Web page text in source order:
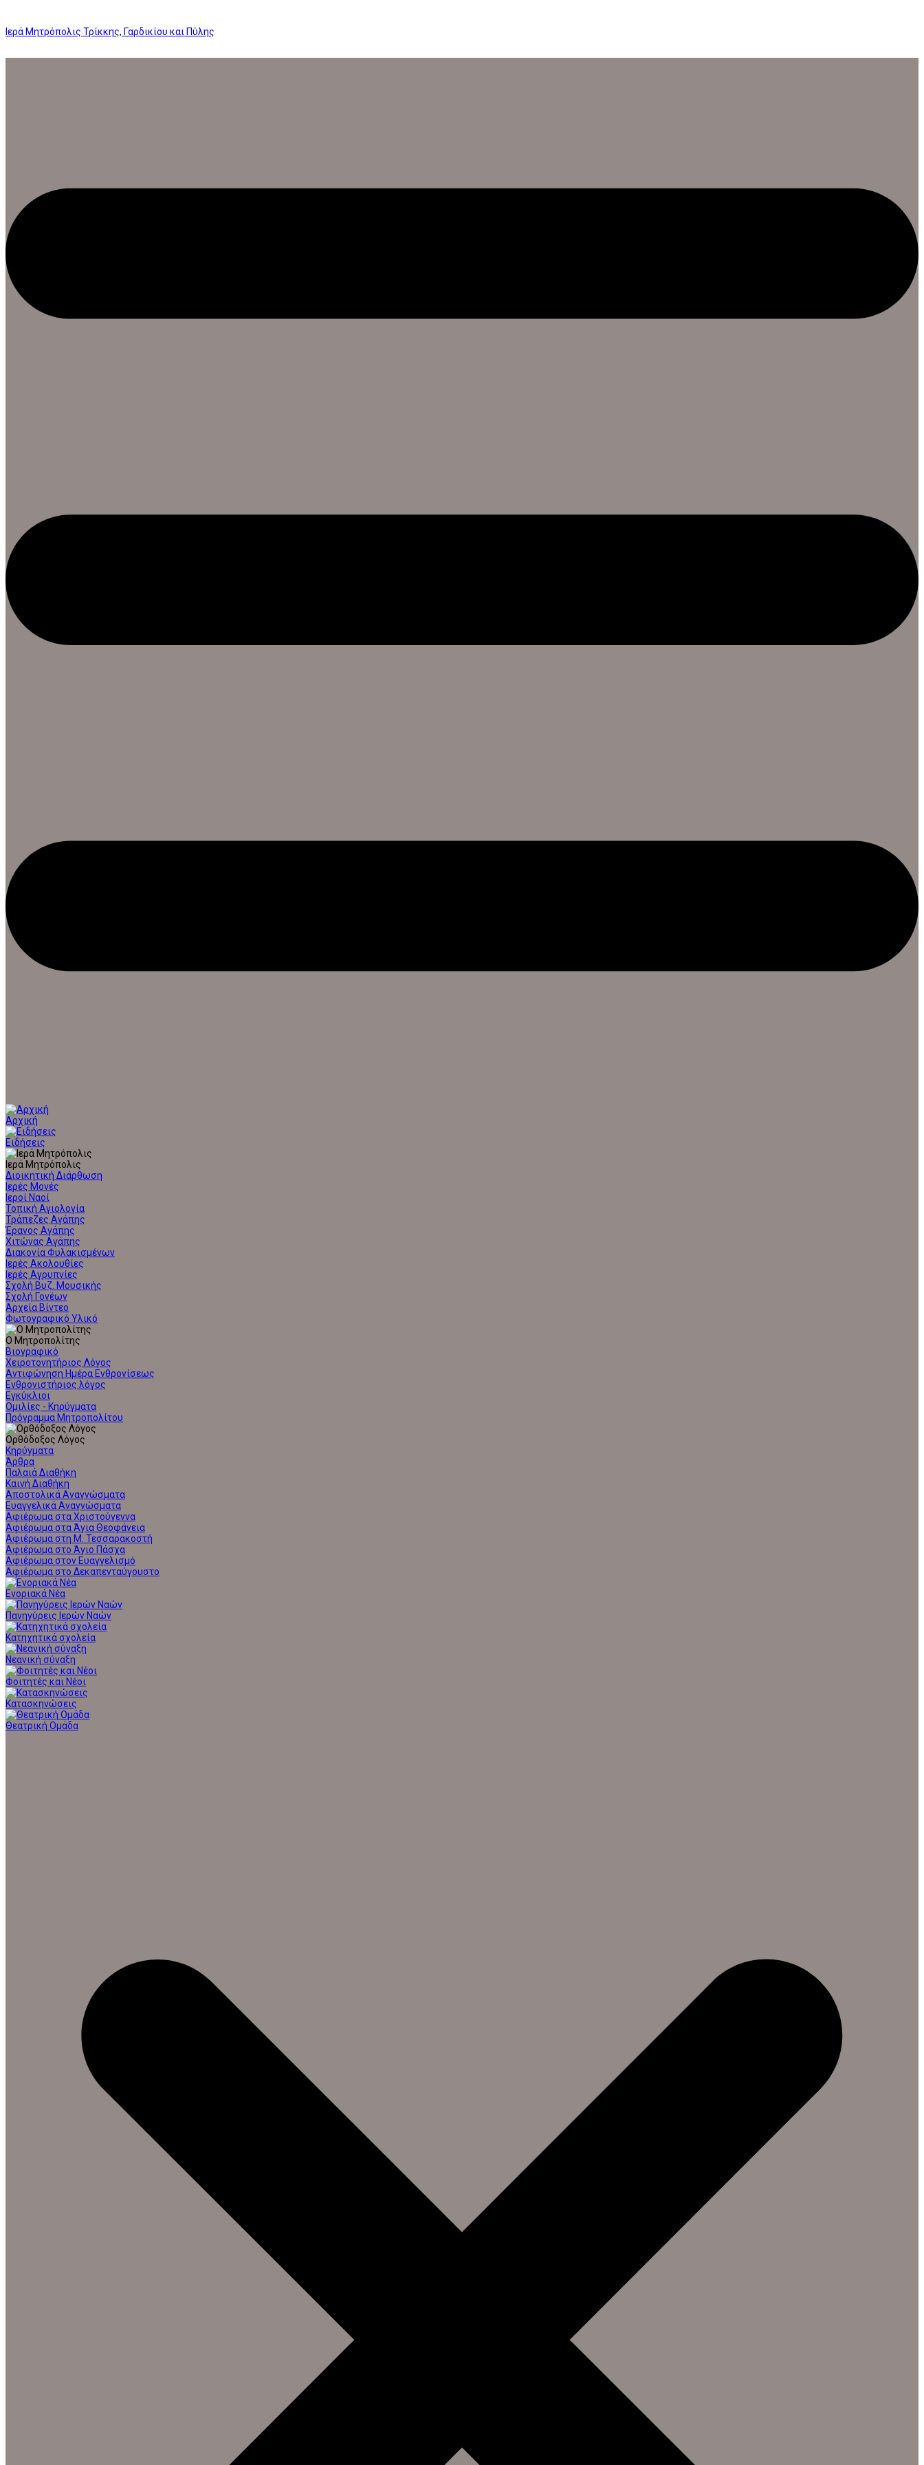
Ιερά Μητρόπολις Τρίκκης, Γαρδικίου και Πύλης
Αρχική
Ειδήσεις
Ιερά Μητρόπολις
Διοικητική Διάρθωση
Ιερές Μονές
Ιεροί Ναοί
Τοπική Αγιολογία
Τράπεζες Αγάπης
Έρανος Αγάπης
Χιτώνας Αγάπης
Διακονία Φυλακισμένων
Ιερές Ακολουθίες
Ιερές Αγρυπνίες
Σχολή Βυζ. Μουσικής
Σχολή Γονέων
Αρχεία Βίντεο
Φωτογραφικό Υλικό
Ο Μητροπολίτης
Βιογραφικό
Χειροτονητήριος Λόγος
Αντιφώνηση Ημέρα Ενθρονίσεως
Ενθρονιστήριος λόγος
Εγκύκλιοι
Ομιλίες - Κηρύγματα
Πρόγραμμα Μητροπολίτου
Ορθόδοξος Λόγος
Κηρύγματα
Άρθρα
Παλαιά Διαθήκη
Καινή Διαθήκη
Αποστολικά Αναγνώσματα
Ευαγγελικά Αναγνώσματα
Αφιέρωμα στα Χριστούγεννα
Αφιέρωμα στα Άγια Θεοφάνεια
Αφιέρωμα στη Μ. Τεσσαρακοστή
Αφιέρωμα στο Άγιο Πάσχα
Αφιέρωμα στον Ευαγγελισμό
Αφιέρωμα στο Δεκαπενταύγουστο
Ενοριακά Νέα
Πανηγύρεις Ιερών Ναών
Κατηχητικά σχολεία
Νεανική σύναξη
Φοιτητές και Νέοι
Κατασκηνώσεις
Θεατρική Ομάδα